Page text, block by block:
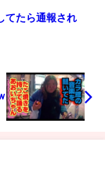
てたら通報され